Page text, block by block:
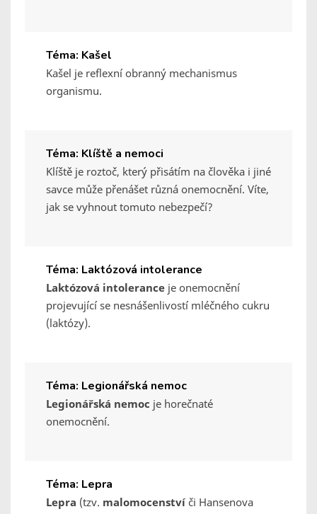
Téma: Kašel
Kašel je reflexní obranný mechanismus
organismu.
Téma: Klíště a nemoci
Klíště je roztoč, který přisátím na člověka i jiné
savce může přenášet různá onemocnění. Víte,
jak se vyhnout tomuto nebezpečí?
Téma: Laktózová intolerance
Laktózová intolerance je onemocnění
projevující se nesnášenlivostí mléčného cukru
(laktózy).
Téma: Legionářská nemoc
Legionářská nemoc je horečnaté
onemocnění.
Téma: Lepra
Lepra (tzv. malomocenství či Hansenova